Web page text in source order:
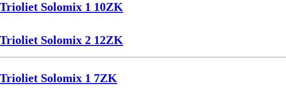
Solomix 1 10ZK
Solomix 2 12ZK
Solomix 1 7ZK